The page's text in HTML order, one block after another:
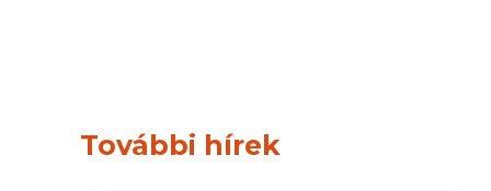
További hírek